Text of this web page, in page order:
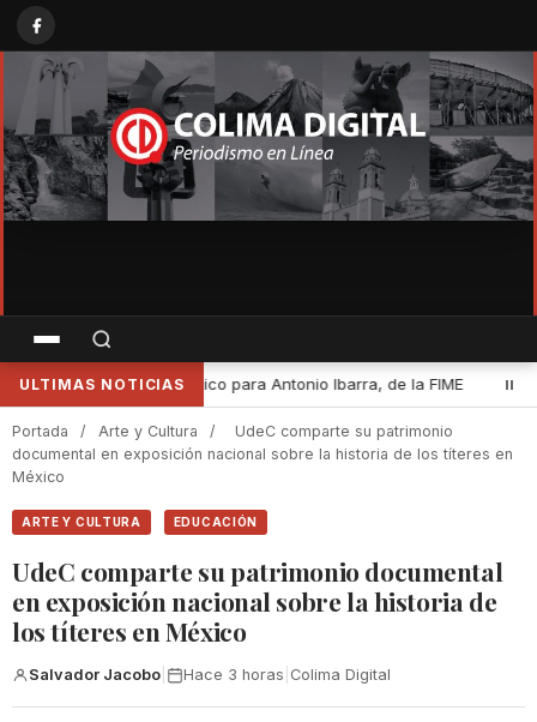
ULTIMAS NOTICIAS
• Desde Cuauhtémoc, Indira Vizcaíno encabezó la Jornada
Portada / Arte y Cultura /
UdeC comparte su patrimonio
documental en exposición nacional sobre la historia de los títeres en
México
ARTE Y CULTURA EDUCACIÓN
UdeC comparte su patrimonio documental
en exposición nacional sobre la historia de
los títeres en México
Salvador Jacobo Hace 3 horas Colima Digital